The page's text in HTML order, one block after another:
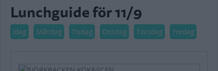
Lunchguide för 11/9
Idag Måndag Tisdag Onsdag Torsdag Fredag